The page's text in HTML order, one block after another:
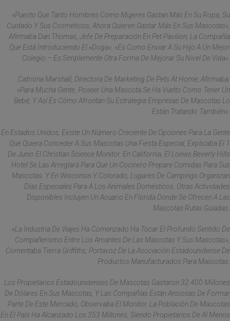
«Puesto Que Tanto Hombres Como Mujeres Gastan Más En Su Ropa, Su
Cuidado Y Sus Cosméticos, Ahora Quieren Gastar Más En Sus Mascotas»,
Afirmaba Dan Thomas, Jefe De Preparación En Pet Pavilion, La Compañía
Que Está Introduciendo El «doga». «Es Como Enviar A Su Hijo A Un Mejor
Colegio – Es Simplemente Otra Forma De Mejorar Su Nivel De Vida».
Catriona Marshall, Directora De Marketing De Pets At Home, Afirmaba:
«Para Mucha Gente, Poseer Una Mascota Se Ha Vuelto Como Tener Un
Bebé, Y Así Es Cómo Afrontan Su Estrategia Empresas De Mascotas Lo
Están Tratando También».
En Estados Unidos, Existe Un Número Creciente De Opciones Para La Gente
Que Quiera Conceder A Sus Mascotas Una Fiesta Especial, Explicaba El 1
De Junio El Christian Science Monitor. En California, El Loews Beverly Hills
Hotel Se Las Arreglará Para Que Un Cocinero Prepare Comidas Para Sus
Mascotas. Y En Wisconsin Y Colorado, Lugares De Campings Organizan
Días Especiales Para A Los Animales Domésticos. Otras Actividades
Disponibles Incluyen Un Acuario En Florida Donde Se Ofrecen A Las
Mascotas Rutas Guiadas.
«La Industria De Viajes Ha Comenzado Ha Tocar El Profundo Sentido De
Compañerismo Entre Los Amantes De Las Mascotas Y Sus Mascotas»,
Comentaba Tierra Griffiths, Portavoz De La Asociación Estadounidense De
Productos Manufacturados Para Mascotas.
Los Propietarios Estadounidenses De Mascotas Gastaron 32.400 Millones
De Dólares En Sus Mascotas, Y Las Compañías Están Ansiosas De Formar
Parte De Este Mercado, Observaba El Monitor. La Población De Mascotas
En El País Ha Alcanzado Los 353 Millones, Siendo Propietarios De Al Menos